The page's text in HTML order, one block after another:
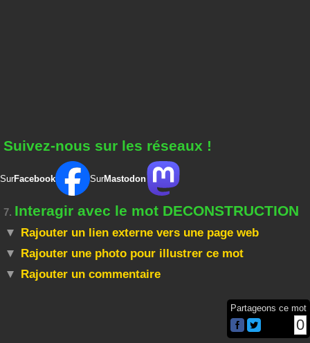
Suivez-nous sur les réseaux !
SurFacebook SurMastodon
7. Interagir avec le mot DECONSTRUCTION
Rajouter un lien externe vers une page web
Rajouter une photo pour illustrer ce mot
Rajouter un commentaire
Partageons ce mot
0